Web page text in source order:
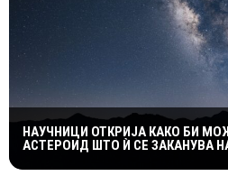
НАУЧНИЦИ ОТКРИЈА КАКО БИ
АСТЕРОИД ШТО Ѝ СЕ ЗАКАНУВА